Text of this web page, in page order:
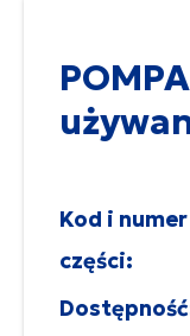
Kod i numer
części: